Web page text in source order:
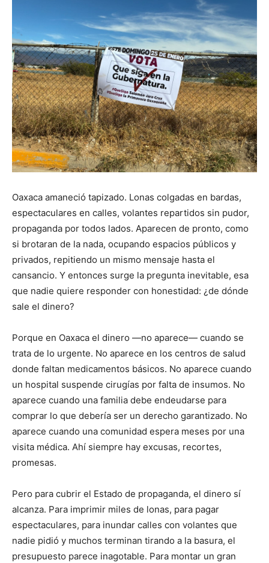
Oaxaca amaneció tapizado. Lonas colgadas en bardas,
espectaculares en calles, volantes repartidos sin pudor,
propaganda por todos lados. Aparecen de pronto, como
si brotaran de la nada, ocupando espacios públicos y
privados, repitiendo un mismo mensaje hasta el
cansancio. Y entonces surge la pregunta inevitable, esa
que nadie quiere responder con honestidad: ¿de dónde
sale el dinero?
Porque en Oaxaca el dinero —no aparece— cuando se
trata de lo urgente. No aparece en los centros de salud
donde faltan medicamentos básicos. No aparece cuando
un hospital suspende cirugías por falta de insumos. No
aparece cuando una familia debe endeudarse para
comprar lo que debería ser un derecho garantizado. No
aparece cuando una comunidad espera meses por una
visita médica. Ahí siempre hay excusas, recortes,
promesas.
Pero para cubrir el Estado de propaganda, el dinero sí
alcanza. Para imprimir miles de lonas, para pagar
espectaculares, para inundar calles con volantes que
nadie pidió y muchos terminan tirando a la basura, el
presupuesto parece inagotable. Para montar un gran